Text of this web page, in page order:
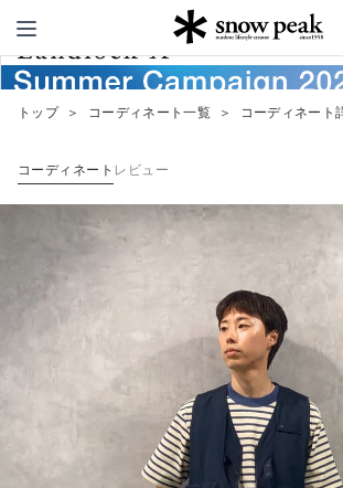
Snow Peak
トップ ＞ コーディネート一覧 ＞ コーディネート
コーディネート レビュー